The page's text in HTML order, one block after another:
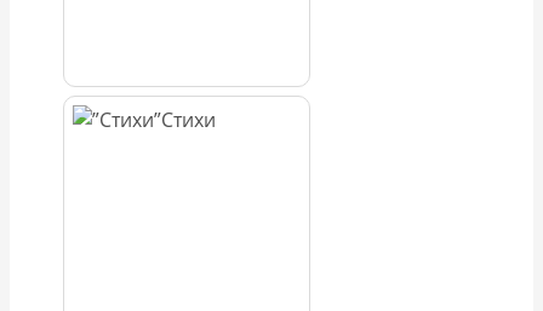
Стихи